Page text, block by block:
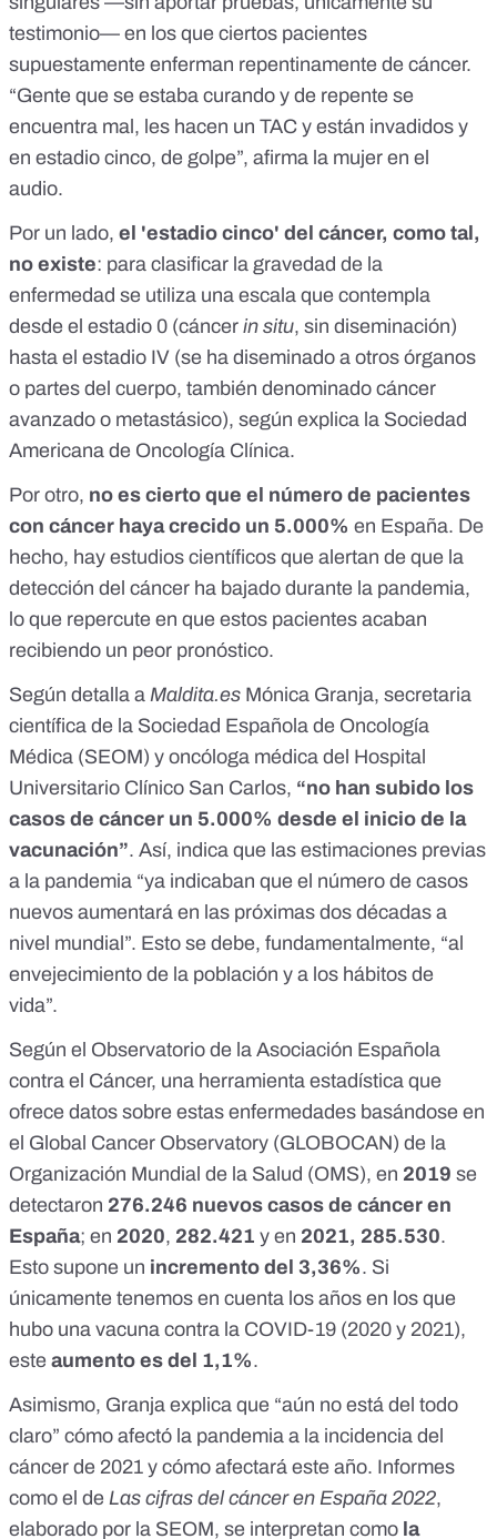
testimonio— en los que ciertos pacientes
supuestamente enferman repentinamente de cáncer.
“Gente que se estaba curando y de repente se
encuentra mal, les hacen un TAC y están invadidos y
en estadio cinco, de golpe”, afirma la mujer en el
audio.
Por un lado, el 'estadio cinco' del cáncer, como tal,
no existe: para clasificar la gravedad de la
enfermedad se utiliza una escala que contempla
desde el estadio 0 (cáncer in situ, sin diseminación)
hasta el estadio IV (se ha diseminado a otros órganos
o partes del cuerpo, también denominado cáncer
avanzado o metastásico), según explica la Sociedad
Americana de Oncología Clínica.
Por otro, no es cierto que el número de pacientes
con cáncer haya crecido un 5.000% en España. De
hecho, hay estudios científicos que alertan de que la
detección del cáncer ha bajado durante la pandemia,
lo que repercute en que estos pacientes acaban
recibiendo un peor pronóstico.
Según detalla a Maldita.es Mónica Granja, secretaria
científica de la Sociedad Española de Oncología
Médica (SEOM) y oncóloga médica del Hospital
Universitario Clínico San Carlos, “no han subido los
casos de cáncer un 5.000% desde el inicio de la
vacunación”. Así, indica que las estimaciones previas
a la pandemia “ya indicaban que el número de casos
nuevos aumentará en las próximas dos décadas a
nivel mundial”. Esto se debe, fundamentalmente, “al
envejecimiento de la población y a los hábitos de
vida”.
Según el Observatorio de la Asociación Española
contra el Cáncer, una herramienta estadística que
ofrece datos sobre estas enfermedades basándose en
el Global Cancer Observatory (GLOBOCAN) de la
Organización Mundial de la Salud (OMS), en 2019 se
detectaron 276.246 nuevos casos de cáncer en
España; en 2020, 282.421 y en 2021, 285.530.
Esto supone un incremento del 3,36%. Si
únicamente tenemos en cuenta los años en los que
hubo una vacuna contra la COVID-19 (2020 y 2021),
este aumento es del 1,1%.
Asimismo, Granja explica que “aún no está del todo
claro” cómo afectó la pandemia a la incidencia del
cáncer de 2021 y cómo afectará este año. Informes
como el de Las cifras del cáncer en España 2022,
elaborado por la SEOM, se interpretan como la